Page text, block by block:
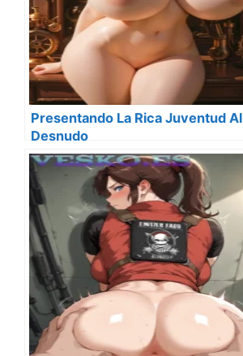
Presentando La Rica Juventud Al
Desnudo